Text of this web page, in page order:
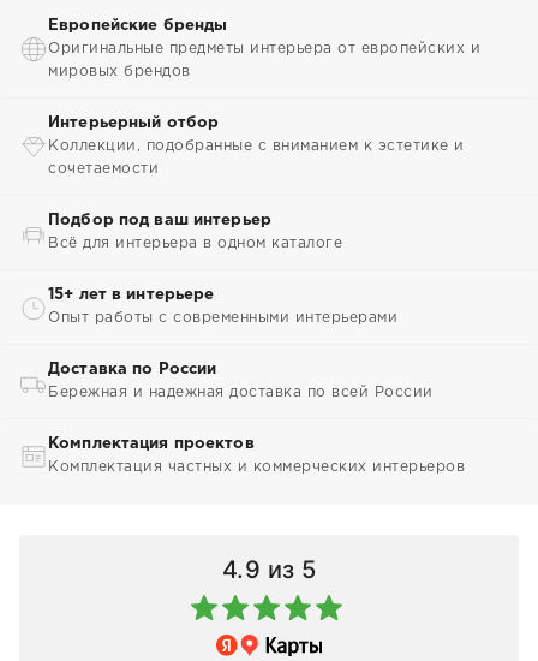
Европейские бренды
Оригинальные предметы интерьера от европейских и
мировых брендов
Интерьерный отбор
Коллекции, подобранные с вниманием к эстетике и
сочетаемости
Подбор под ваш интерьер
Всё для интерьера в одном каталоге
15+ лет в интерьере
Опыт работы с современными интерьерами
Доставка по России
Бережная и надежная доставка по всей России
Комплектация проектов
Комплектация частных и коммерческих интерьеров
4.9 из 5